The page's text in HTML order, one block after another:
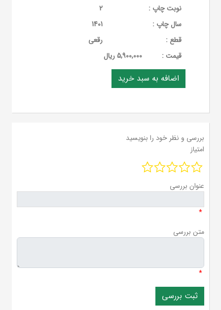
نوبت چاپ :
2
سال چاپ :
1401
قطع :
رقعی
قيمت :
5,900,000 ریال
بررسی و نظر خود را بنویسید
امتیاز
عنوان بررسی
*
متن بررسی
*